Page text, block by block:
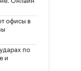
офисы в
по
и